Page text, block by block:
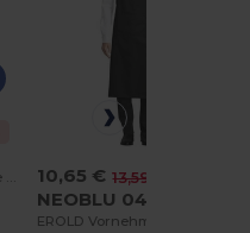
10,65 € 13,59 €
NEOBLU 04455
EROLD Vornehme Schürze